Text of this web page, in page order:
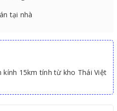
tại nhà
15km tính từ kho Thái Việt